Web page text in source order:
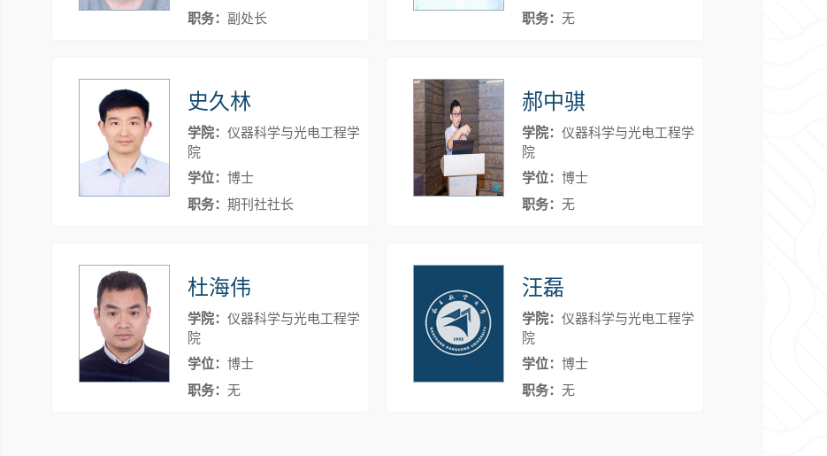
职务： 副处长 职务： 无
史久林
学院： 仪器科学与光电工程学
院
学位： 博士
职务： 期刊社社长
郝中骐
学院： 仪器科学与光电工程学
院
学位： 博士
职务： 无
杜海伟
学院： 仪器科学与光电工程学
院
学位： 博士
职务： 无
汪磊
学院： 仪器科学与光电工程学
院
学位： 博士
职务： 无